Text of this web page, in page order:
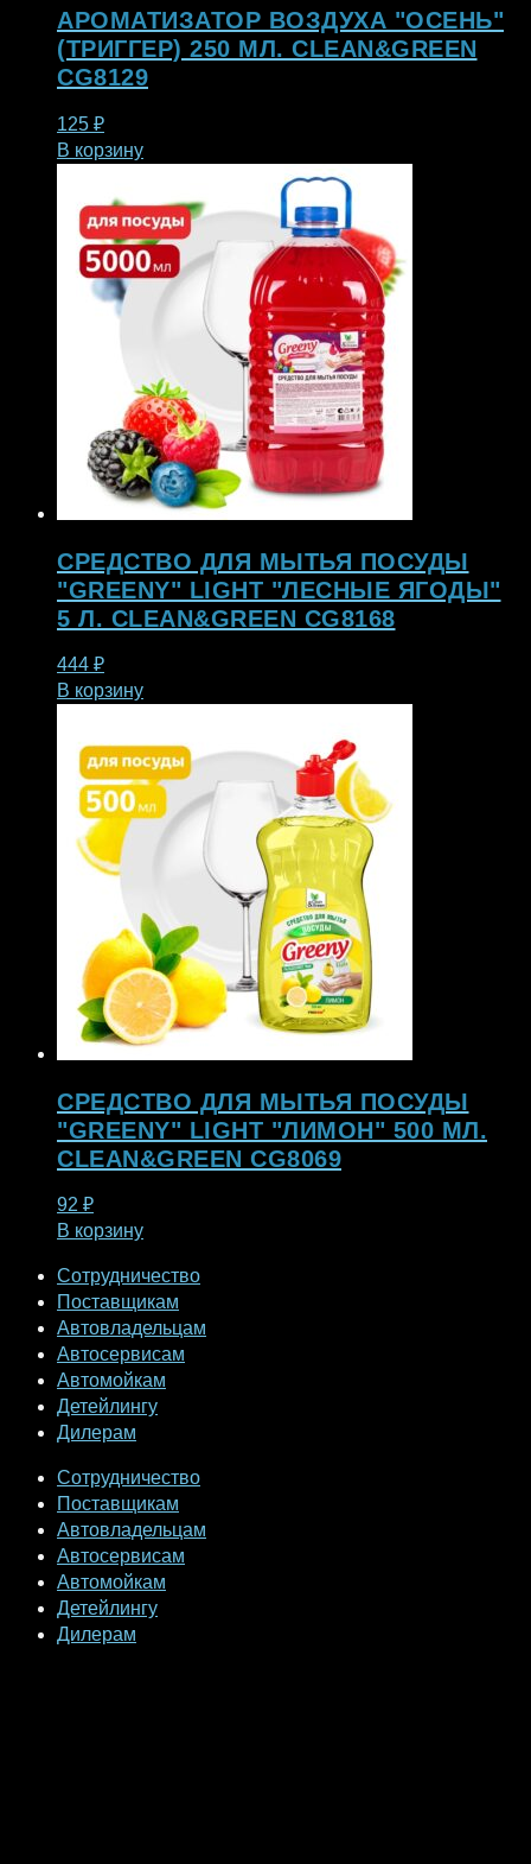
АРОМАТИЗАТОР ВОЗДУХА "ОСЕНЬ"
(ТРИГГЕР) 250 МЛ. CLEAN&GREEN
CG8129
125 ₽
В корзину
СРЕДСТВО ДЛЯ МЫТЬЯ ПОСУДЫ
"GREENY" LIGHT "ЛЕСНЫЕ ЯГОДЫ"
5 Л. CLEAN&GREEN CG8168
444 ₽
В корзину
СРЕДСТВО ДЛЯ МЫТЬЯ ПОСУДЫ
"GREENY" LIGHT "ЛИМОН" 500 МЛ.
CLEAN&GREEN CG8069
92 ₽
В корзину
Сотрудничество
Поставщикам
Автовладельцам
Автосервисам
Автомойкам
Детейлингу
Дилерам
Сотрудничество
Поставщикам
Автовладельцам
Автосервисам
Автомойкам
Детейлингу
Дилерам